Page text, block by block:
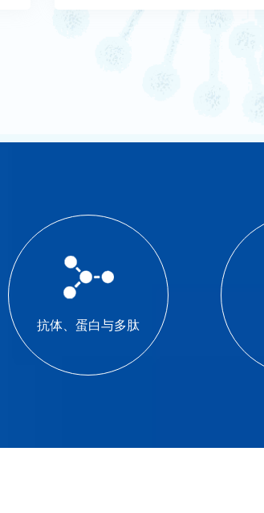
抗体、蛋白与多肽